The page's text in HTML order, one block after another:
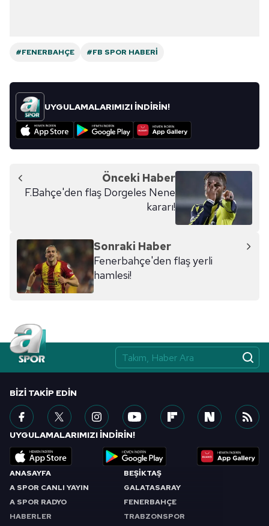
#FENERBAHÇE #FB SPOR HABERI
UYGULAMALARIMIZI İNDİRİN!
Önceki Haber
F.Bahçe'den flaş Dorgeles Nene
kararı!
Sonraki Haber
Fenerbahçe'den flaş yerli
hamlesi!
ANASAYFA
A SPOR CANLI YAYIN
A SPOR RADYO
HABERLER
BEŞİKTAŞ
GALATASARAY
FENERBAHÇE
TRABZONSPOR
BIZI TAKIP EDIN
UYGULAMALARIMIZI İNDİRİN!